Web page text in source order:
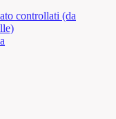
controllati (da